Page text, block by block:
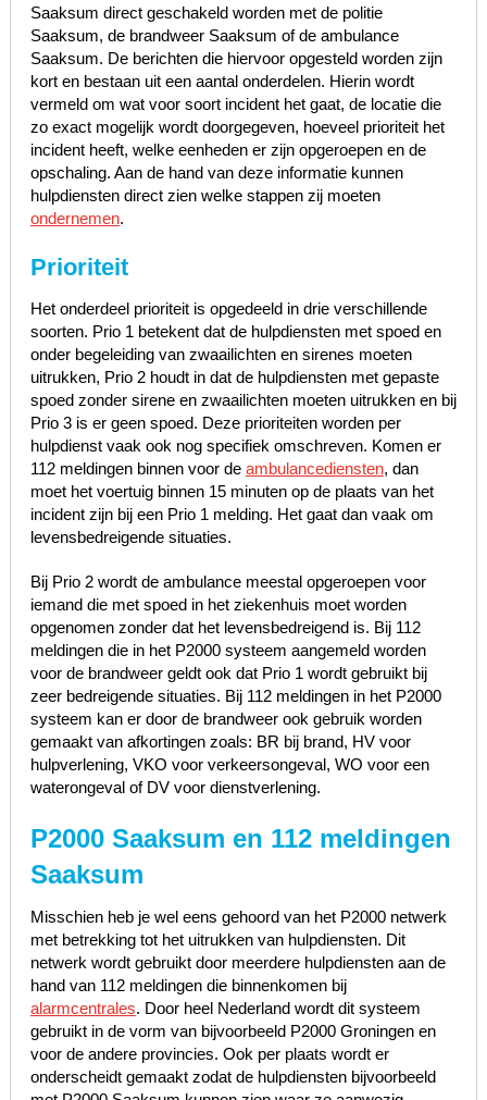
Saaksum direct geschakeld worden met de politie
Saaksum, de brandweer Saaksum of de ambulance
Saaksum. De berichten die hiervoor opgesteld worden zijn
kort en bestaan uit een aantal onderdelen. Hierin wordt
vermeld om wat voor soort incident het gaat, de locatie die
zo exact mogelijk wordt doorgegeven, hoeveel prioriteit het
incident heeft, welke eenheden er zijn opgeroepen en de
opschaling. Aan de hand van deze informatie kunnen
hulpdiensten direct zien welke stappen zij moeten
ondernemen.
Prioriteit
Het onderdeel prioriteit is opgedeeld in drie verschillende
soorten. Prio 1 betekent dat de hulpdiensten met spoed en
onder begeleiding van zwaailichten en sirenes moeten
uitrukken, Prio 2 houdt in dat de hulpdiensten met gepaste
spoed zonder sirene en zwaailichten moeten uitrukken en bij
Prio 3 is er geen spoed. Deze prioriteiten worden per
hulpdienst vaak ook nog specifiek omschreven. Komen er
112 meldingen binnen voor de ambulancediensten, dan
moet het voertuig binnen 15 minuten op de plaats van het
incident zijn bij een Prio 1 melding. Het gaat dan vaak om
levensbedreigende situaties.
Bij Prio 2 wordt de ambulance meestal opgeroepen voor
iemand die met spoed in het ziekenhuis moet worden
opgenomen zonder dat het levensbedreigend is. Bij 112
meldingen die in het P2000 systeem aangemeld worden
voor de brandweer geldt ook dat Prio 1 wordt gebruikt bij
zeer bedreigende situaties. Bij 112 meldingen in het P2000
systeem kan er door de brandweer ook gebruik worden
gemaakt van afkortingen zoals: BR bij brand, HV voor
hulpverlening, VKO voor verkeersongeval, WO voor een
waterongeval of DV voor dienstverlening.
P2000 Saaksum en 112 meldingen
Saaksum
Misschien heb je wel eens gehoord van het P2000 netwerk
met betrekking tot het uitrukken van hulpdiensten. Dit
netwerk wordt gebruikt door meerdere hulpdiensten aan de
hand van 112 meldingen die binnenkomen bij
alarmcentrales. Door heel Nederland wordt dit systeem
gebruikt in de vorm van bijvoorbeeld P2000 Groningen en
voor de andere provincies. Ook per plaats wordt er
onderscheidt gemaakt zodat de hulpdiensten bijvoorbeeld